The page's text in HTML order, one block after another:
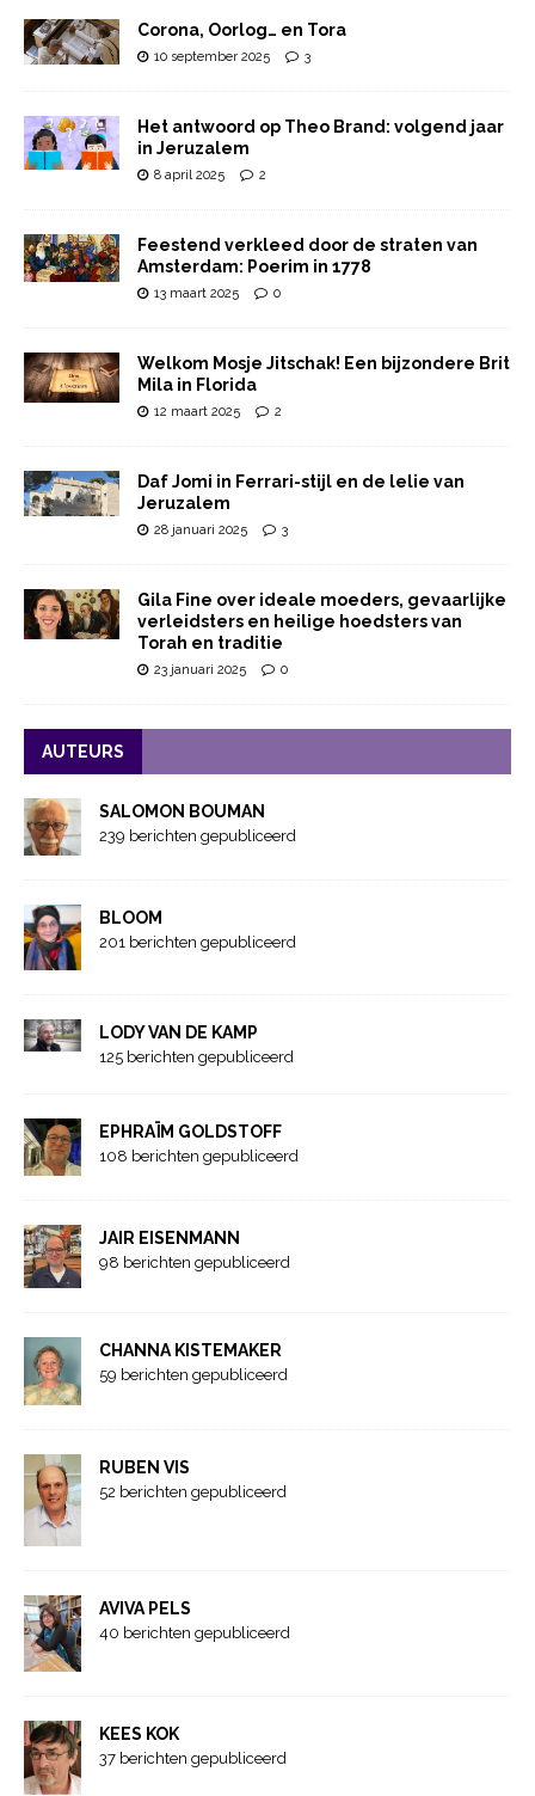
Corona, Oorlog… en Tora
10 september 2025 3
Het antwoord op Theo Brand: volgend jaar
in Jeruzalem
8 april 2025 2
Feestend verkleed door de straten van
Amsterdam: Poerim in 1778
13 maart 2025 0
Welkom Mosje Jitschak! Een bijzondere Brit
Mila in Florida
12 maart 2025 2
Daf Jomi in Ferrari-stijl en de lelie van
Jeruzalem
28 januari 2025 3
Gila Fine over ideale moeders, gevaarlijke
verleidsters en heilige hoedsters van
Torah en traditie
23 januari 2025 0
AUTEURS
SALOMON BOUMAN
239 berichten gepubliceerd
BLOOM
201 berichten gepubliceerd
LODY VAN DE KAMP
125 berichten gepubliceerd
EPHRAÏM GOLDSTOFF
108 berichten gepubliceerd
JAIR EISENMANN
98 berichten gepubliceerd
CHANNA KISTEMAKER
59 berichten gepubliceerd
RUBEN VIS
52 berichten gepubliceerd
AVIVA PELS
40 berichten gepubliceerd
KEES KOK
37 berichten gepubliceerd